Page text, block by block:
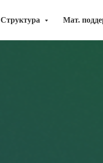
Структура Мат.